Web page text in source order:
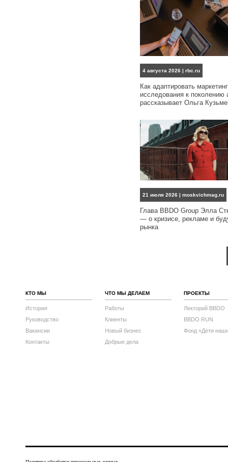
4 августа 2026 | rbc.ru
Как адаптировать
исследования к
рассказывает Ольга
21 июля 2026 | moskvichmag.ru
Глава BBDO Group Элла
— о кризисе, рекламе и
рынка
КТО МЫ
История
Руководство
Вакансии
Контакты
ЧТО МЫ ДЕЛАЕМ
Работы
Клиенты
Новый бизнес
Добрые дела
ПРОЕКТЫ
Лекторий BBDO
BBDO RUN
Фонд «Дети